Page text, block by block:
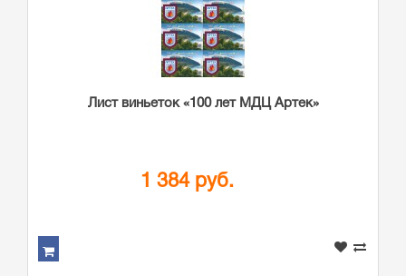
Лист виньеток «100 лет МДЦ Артек»
1 384 руб.